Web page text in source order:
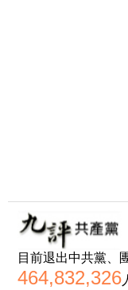
目前退出中共黨、
464,832,326